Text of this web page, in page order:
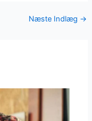
Næste Indlæg →